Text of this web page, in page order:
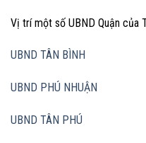
Vị trí một số UBND Quận của
UBND TÂN BÌNH
UBND PHÚ NHUẬN
UBND TÂN PHÚ